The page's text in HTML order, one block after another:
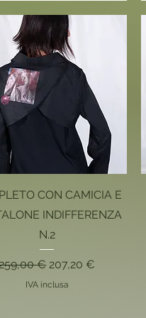
Vista rapida
CON CAMICIA E
INDIFFERENZA
N.2
regolare
€ Prezzo scontato
207,20 €
IVA inclusa